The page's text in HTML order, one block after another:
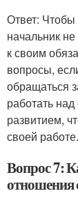
Ответ:
начальник
к своим
вопросы,
обращаться
работать
развитием,
своей работе.
Вопрос 7:
отношения